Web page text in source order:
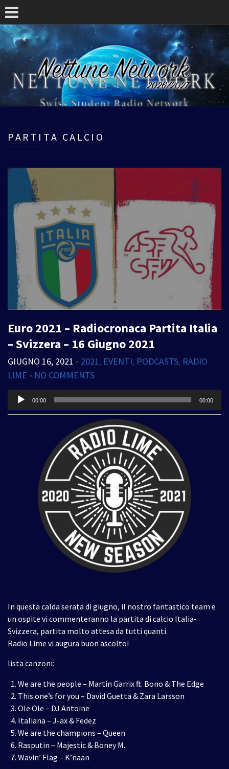
PARTITA CALCIO
Euro 2021 – Radiocronaca Partita Italia
– Svizzera – 16 Giugno 2021
GIUGNO 16, 2021 • 2021, EVENTI, PODCASTS, RADIO
LIME • NO COMMENTS
Audio
Player
00:00 00:00
In questa calda serata di giugno, il nostro fantastico team e
un ospite vi commenteranno la partita di calcio Italia-
Svizzera, partita molto attesa da tutti quanti.
Radio Lime vi augura buon ascolto!
lista canzoni:
We are the people – Martin Garrixft. Bono & The Edge
This one’s for you – David Guetta & Zara Larsson
Ole Ole – DJ Antoine
Italiana – J-ax& Fedez
We are the champions – Queen
Rasputin – Majestic& BoneyM.
Wavin’ Flag – K’naan